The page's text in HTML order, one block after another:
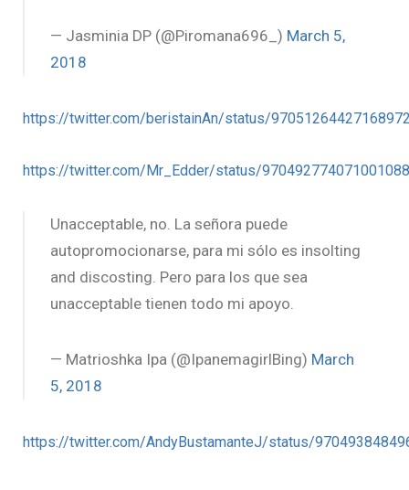
— Jasminia DP (@Piromana696_) March 5,
2018
https://twitter.com/beristainAn/status/
https://twitter.com/Mr_Edder/status/970492774071001088
Unacceptable, no. La señora puede
autopromocionarse, para mi sólo es insolting
and discosting. Pero para los que sea
unacceptable tienen todo mi apoyo.
— Matrioshka Ipa (@IpanemagirlBing) March
5, 2018
https://twitter.com/AndyBustamanteJ/status/